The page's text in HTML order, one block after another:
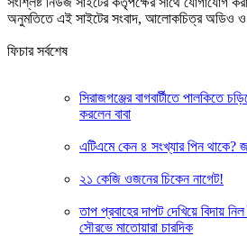
অনুমতিতে এই সাইটের সংবাদ, আলোকচিত্র অডিও ও
ফিচার সর্বশেষ
সিরাজগঞ্জের বাগবার্টীতে পালকিতে
করলেন বাবা
এটিএমে কেন ৪ সংখ্যার পিন থাকে?
২১ কেজি ওজনের চিকেন নাগেট!
তাপ প্রবাহের দাপট দেখিয়ে বিদায়
সৌরভে মাতোয়ারা চারদিক